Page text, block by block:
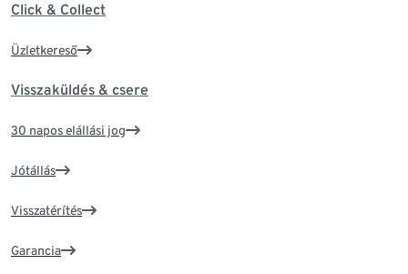
Click & Collect
Üzletkereső
Visszaküldés & csere
30 napos elállási jog
Jótállás
Visszatérítés
Garancia